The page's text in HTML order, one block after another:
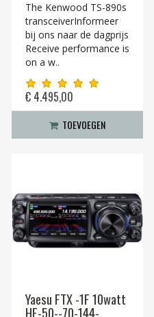
The Kenwood TS-890s
transceiverInformeer
bij ons naar de dagprijs
Receive performance is
on a w..
€ 4.495,00
TOEVOEGEN
Yaesu FTX -1F 10watt
HF-50--70-144-